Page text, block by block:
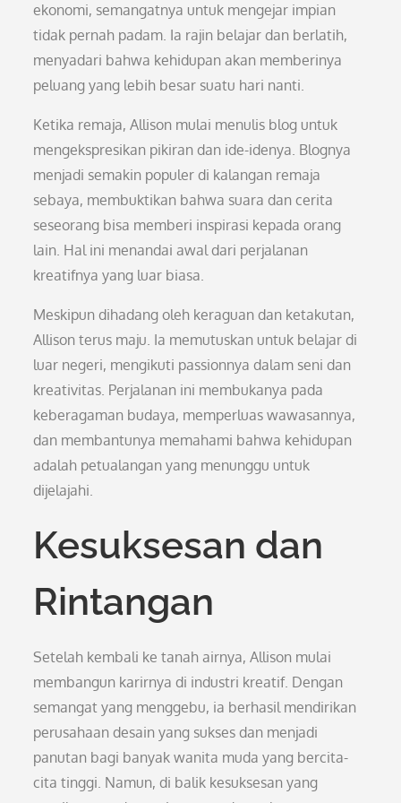
ekonomi, semangatnya untuk mengejar impian
tidak pernah padam. Ia rajin belajar dan berlatih,
menyadari bahwa kehidupan akan memberinya
peluang yang lebih besar suatu hari nanti.
Ketika remaja, Allison mulai menulis blog untuk
mengekspresikan pikiran dan ide-idenya. Blognya
menjadi semakin populer di kalangan remaja
sebaya, membuktikan bahwa suara dan cerita
seseorang bisa memberi inspirasi kepada orang
lain. Hal ini menandai awal dari perjalanan
kreatifnya yang luar biasa.
Meskipun dihadang oleh keraguan dan ketakutan,
Allison terus maju. Ia memutuskan untuk belajar di
luar negeri, mengikuti passionnya dalam seni dan
kreativitas. Perjalanan ini membukanya pada
keberagaman budaya, memperluas wawasannya,
dan membantunya memahami bahwa kehidupan
adalah petualangan yang menunggu untuk
dijelajahi.
Kesuksesan dan
Rintangan
Setelah kembali ke tanah airnya, Allison mulai
membangun karirnya di industri kreatif. Dengan
semangat yang menggebu, ia berhasil mendirikan
perusahaan desain yang sukses dan menjadi
panutan bagi banyak wanita muda yang bercita-
cita tinggi. Namun, di balik kesuksesan yang